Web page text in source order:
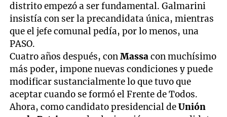
distrito empezó a ser fundamental. Galmarini
insistía con ser la precandidata única, mientras
que el jefe comunal pedía, por lo menos, una
PASO.
Cuatro años después, conMassacon muchísimo
más poder, impone nuevas condiciones y puede
modificar sustancialmente lo que tuvo que
aceptar cuando se formó el Frente de Todos.
Ahora, como candidato presidencial deUnión